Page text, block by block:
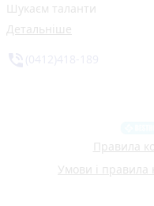
Шукаєм таланти
Детальніше
Правила
Умови і правила